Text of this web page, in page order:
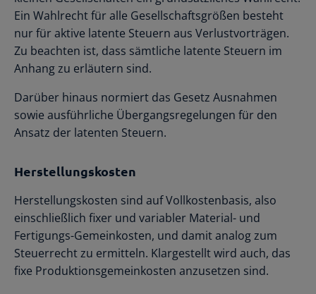
Ein Wahlrecht für alle Gesellschaftsgrößen besteht
nur für aktive latente Steuern aus Verlustvorträgen.
Zu beachten ist, dass sämtliche latente Steuern im
Anhang zu erläutern sind.
Darüber hinaus normiert das Gesetz Ausnahmen
sowie ausführliche Übergangsregelungen für den
Ansatz der latenten Steuern.
Herstellungskosten
Herstellungskosten sind auf Vollkostenbasis, also
einschließlich fixer und variabler Material- und
Fertigungs-Gemeinkosten, und damit analog zum
Steuerrecht zu ermitteln. Klargestellt wird auch, das
fixe Produktionsgemeinkosten anzusetzen sind.